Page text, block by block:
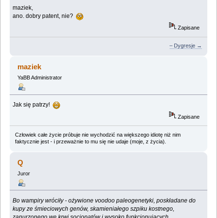
maziek,
ano. dobry patent, nie?
Zapisane
– Dygresje →
maziek
YaBB Administrator
Jak się patrzy!
Zapisane
Człowiek całe życie próbuje nie wychodzić na większego idiotę niż nim
faktycznie jest - i przeważnie to mu się nie udaje (moje, z życia).
Q
Juror
Bo wampiry wróciły - ożywione voodoo paleogenetyki, poskładane do
kupy ze śmieciowych genów, skamieniałego szpiku kostnego,